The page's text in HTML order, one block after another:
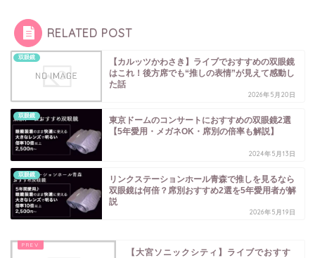
RELATED POST
双眼鏡
【カルッツかわさき】ライブでおすすめの双眼鏡
はこれ！後方席でも“推しの表情”が見えて感動し
た話
2026年5月20日
双眼鏡
東京ドームのコンサートにおすすめの双眼鏡2選
【5年愛用・メガネOK・席別の倍率も解説】
2024年5月13日
双眼鏡
リンクステーションホール青森で推しを見るなら
双眼鏡は何倍？席別おすすめ2選を5年愛用者が解
説
2026年5月19日
【大宮ソニックシティ】ライブでおすす